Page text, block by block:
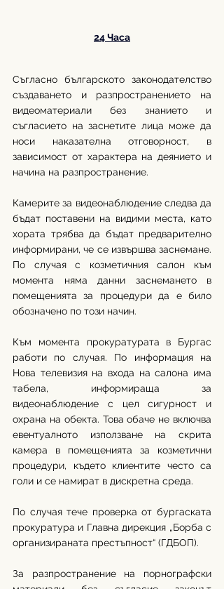
24 Часа
Съгласно българското законодателство
създаването и разпространението на
видеоматериали без знанието и
съгласието на заснетите лица може да
носи наказателна отговорност, в
зависимост от характера на деянието и
начина на разпространение.
Камерите за видеонаблюдение следва да
бъдат поставени на видими места, като
хората трябва да бъдат предварително
информирани, че се извършва заснемане.
По случая с козметичния салон към
момента няма данни заснемането в
помещенията за процедури да е било
обозначено по този начин.
Към момента прокуратурата в Бургас
работи по случая. По информация на
Нова телевизия на входа на салона има
табела, информираща за
видеонаблюдение с цел сигурност и
охрана на обекта. Това обаче не включва
евентуалното използване на скрита
камера в помещенията за козметични
процедури, където клиентите често са
голи и се намират в дискретна среда.
По случая тече проверка от бургаската
прокуратура и Главна дирекция „Борба с
организираната престъпност“ (ГДБОП).
За разпространение на порнографски